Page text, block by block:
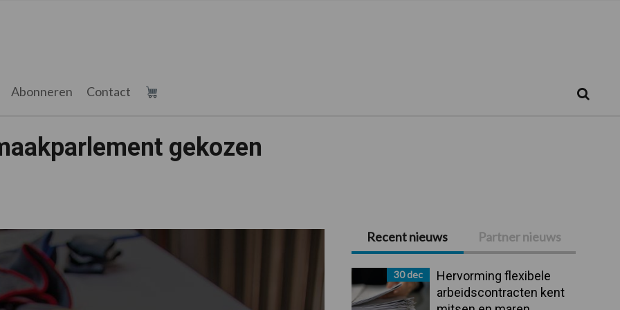
Abonneren Contact
gekozen
Primaire
Sidebar
Recent nieuws Partner nieuws
30 dec
Hervorming flexibele
arbeidscontracten kent